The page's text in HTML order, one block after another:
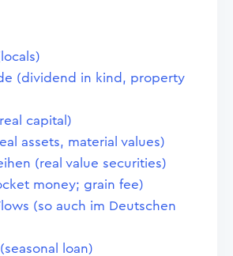
(dividend in kind, property
capital)
assets, material values)
(real value securities)
money; grain fee)
(so auch im Deutschen
loan)